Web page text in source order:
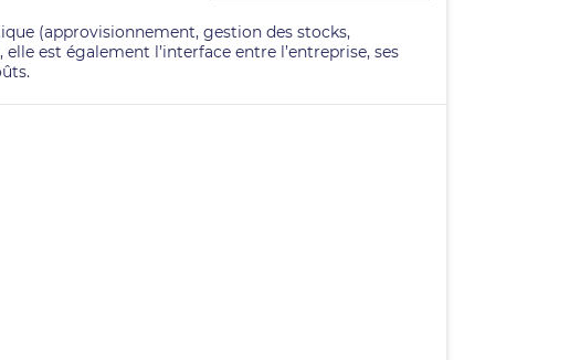
(approvisionnement, gestion des stocks,
est également l’interface entre l’entreprise, ses